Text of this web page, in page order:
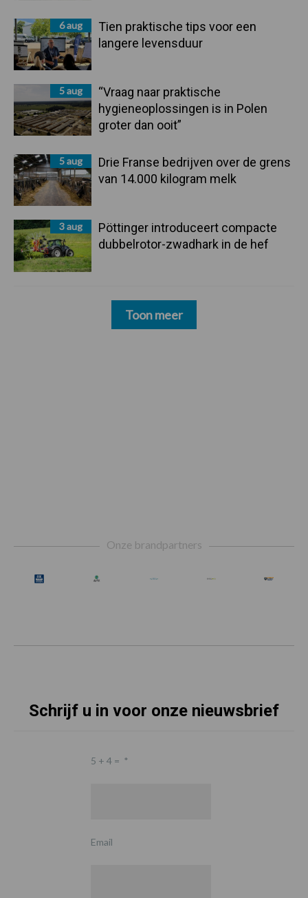
6 aug
Tien praktische tips voor een
langere levensduur
5 aug
“Vraag naar praktische
hygieneoplossingen is in Polen
groter dan ooit”
5 aug
Drie Franse bedrijven over de grens
van 14.000 kilogram melk
3 aug
Pöttinger introduceert compacte
dubbelrotor-zwadhark in de hef
Toon meer
Onze brandpartners
Schrijf u in voor onze nieuwsbrief
5 + 4 = *
Email